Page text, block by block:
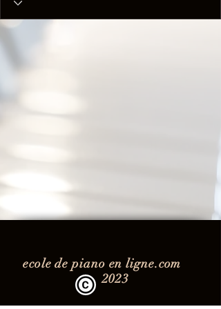
ecole de piano en ligne.com
2023